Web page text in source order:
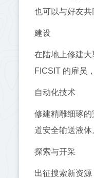
也可以与好友共
建设
在陆地上修建
FICSIT 的雇员
自动化技术
修建精雕细琢
道安全输送液体
探索与开采
出征搜索新资